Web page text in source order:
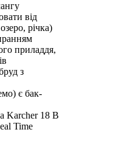
від
річка)
приладдя,
з
є бак-
Karcher 18 В
Time